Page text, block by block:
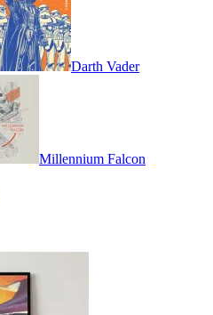
Darth Vader
Millennium Falcon